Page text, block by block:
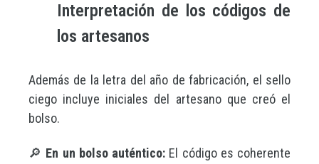
Interpretación de los códigos de
los artesanos
Además de la letra del año de fabricación, el sello
ciego incluye iniciales del artesano que creó el
bolso.
🔎 En un bolso auténtico: El código es coherente